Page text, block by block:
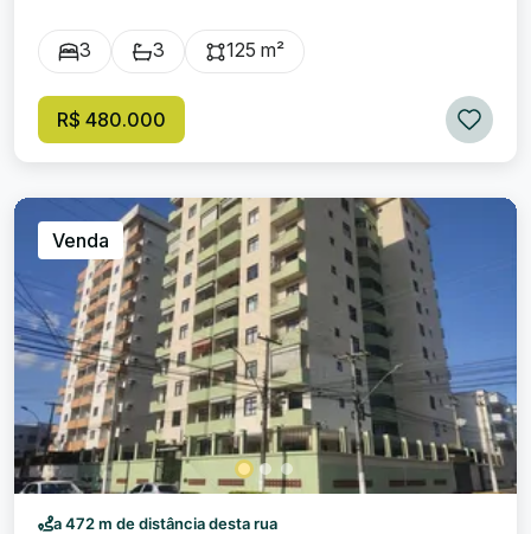
é a escolha ideal para quem busca conforto e praticidade
em uma das regiões mais vibrantes da cidade. Composto
oferece o espaço perfeito para acomodar sua família com
comodidade. Além disso, o imóvel conta com 3 banheiros ,
para relaxar ou receber amigos e familiares com todo o
conforto que você merece. Para completar, você terá à
disposição 1 vaga na garagem, proporcionando mais
segurança e praticidade ao seu cotidiano. Não perca esta
oportunidade única de adquirir um imóvel que combina
elegância, tranquilidade e funcionalidade, localizado em
um dos bairros mais tradicionais e desejados da cidade.
Venha viver o melhor da Liberdade. Agende uma visita e
prepare-se para se encantar!
3 3 125 m²
R$ 480.000
Venda
a 472 m de distância desta rua